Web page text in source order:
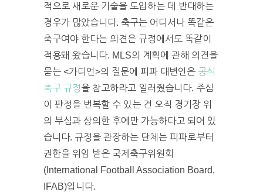
적으로 새로운 기술을 도입하는 데 반대하는
경우가 많았습니다. 축구는 어디서나 똑같은
축구여야 한다는 의견은 규정에서도 똑같이
적용돼 왔습니다. MLS의 계획에 관해 의견을
묻는 <가디언>의 질문에 피파 대변인은 공식
축구 규정을 참고하라고 일러줬습니다. 주심
이 판정을 번복할 수 있는 건 오직 경기장 위
의 부심과 상의한 후에만 가능하다고 되어 있
습니다. 규정을 관장하는 단체는 피파로부터
권한을 위임 받은 국제축구위원회
(International Football Association Board,
IFAB)입니다.